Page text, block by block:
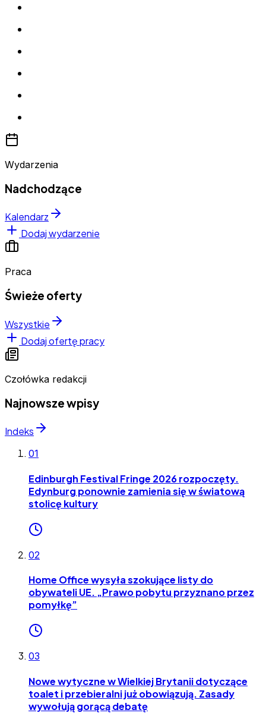
Wydarzenia
Nadchodzące
Kalendarz
Dodaj wydarzenie
Praca
Świeże oferty
Wszystkie
Dodaj ofertę pracy
Czołówka redakcji
Najnowsze wpisy
Indeks
01
Edinburgh Festival Fringe 2026 rozpoczęty.
Edynburg ponownie zamienia się w światową
stolicę kultury
02
Home Office wysyła szokujące listy do
obywateli UE. „Prawo pobytu przyznano przez
pomyłkę”
03
Nowe wytyczne w Wielkiej Brytanii dotyczące
toalet i przebieralni już obowiązują. Zasady
wywołują gorącą debatę